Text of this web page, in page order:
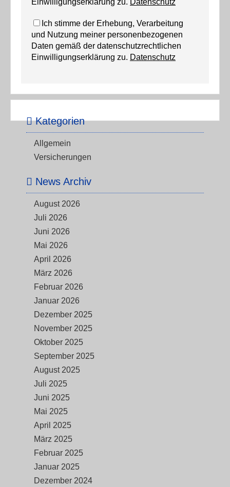
Einwilligungserklärung zu. Datenschutz
Ich stimme der Erhebung, Verarbeitung
und Nutzung meiner personenbezogenen
Daten gemäß der datenschutzrechtlichen
Einwilligungserklärung zu. Datenschutz
Kategorien
Allgemein
Versicherungen
News Archiv
August 2026
Juli 2026
Juni 2026
Mai 2026
April 2026
März 2026
Februar 2026
Januar 2026
Dezember 2025
November 2025
Oktober 2025
September 2025
August 2025
Juli 2025
Juni 2025
Mai 2025
April 2025
März 2025
Februar 2025
Januar 2025
Dezember 2024